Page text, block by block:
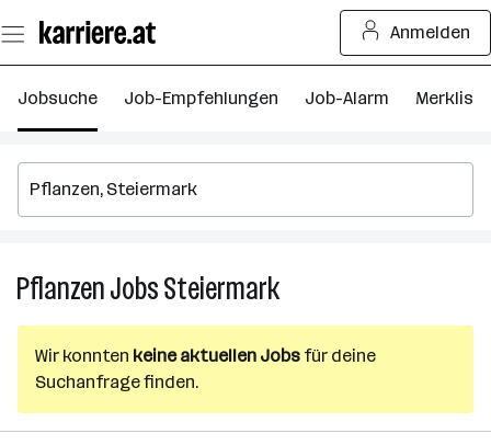
Seiteninhalt
springen
Anmelden
Jobsuche Job-Empfehlungen Job-Alarm Merkliste
PflanzenJobsSteiermarkPflanzen
Steiermark
Wir konnten keine aktuellen Jobs für deine
Suchanfrage finden.